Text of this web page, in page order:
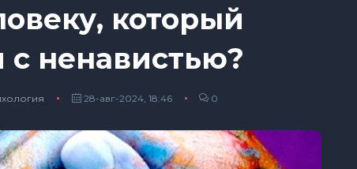
который
с ненавистью?
28-авг-2024, 18:46 0